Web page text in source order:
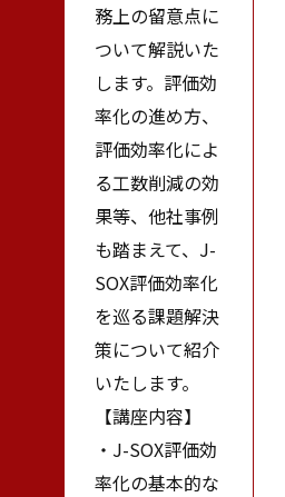
務上の留意点に
ついて解説いた
します。評価効
率化の進め方、
評価効率化によ
る工数削減の効
果等、他社事例
も踏まえて、J-
SOX評価効率化
を巡る課題解決
策について紹介
いたします。
【講座内容】
・J-SOX評価効
率化の基本的な